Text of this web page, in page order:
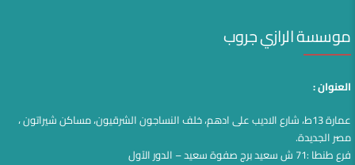
موسسة الرازي جروب
العنوان :
عمارة 13ط، شارع الاديب على ادهم، خلف النساجون الشرقيون، مساكن شيراتون ،
مصر الجديدة.
فرع طنطا :71 ش سعيد برج صفوة سعيد – الدور الآول